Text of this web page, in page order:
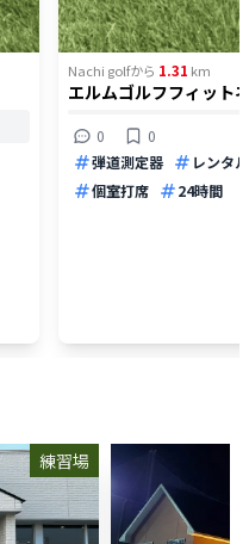
Nachi golfから 1.31 km
エルムゴルフフィット
0
0
弾道測定器
レンタ
個室打席
24時間
練習場